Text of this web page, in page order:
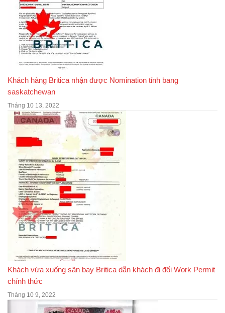
Khách hàng Britica nhận được Nomination tỉnh bang
saskatchewan
Tháng 10 13, 2022
Khách vừa xuống sân bay Britica dẫn khách đi đổi Work Permit
chính thức
Tháng 10 9, 2022